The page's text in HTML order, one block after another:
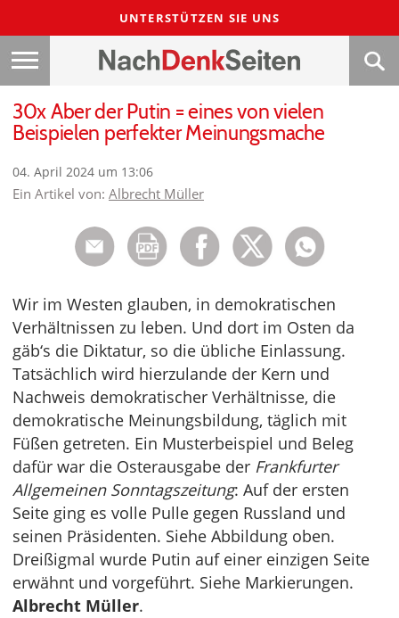
UNTERSTÜTZEN SIE UNS
30x Aber der Putin = eines von vielen
Beispielen perfekter Meinungsmache
04. April 2024 um 13:06
Ein Artikel von: Albrecht Müller
Wir im Westen glauben, in demokratischen
Verhältnissen zu leben. Und dort im Osten da
gäb‘s die Diktatur, so die übliche Einlassung.
Tatsächlich wird hierzulande der Kern und
Nachweis demokratischer Verhältnisse, die
demokratische Meinungsbildung, täglich mit
Füßen getreten. Ein Musterbeispiel und Beleg
dafür war die Osterausgabe der Frankfurter
Allgemeinen Sonntagszeitung: Auf der ersten
Seite ging es volle Pulle gegen Russland und
seinen Präsidenten. Siehe Abbildung oben.
Dreißigmal wurde Putin auf einer einzigen Seite
erwähnt und vorgeführt. Siehe Markierungen.
Albrecht Müller.